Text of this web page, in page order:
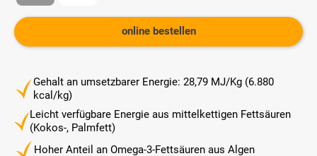
Gehalt an umsetzbarer Energie: 28,79 MJ/Kg (6.880
kcal/kg)
Leicht verfügbare Energie aus mittelkettigen Fettsäuren
(Kokos-, Palmfett)
Hoher Anteil an Omega-3-Fettsäuren aus Algen
online bestellen